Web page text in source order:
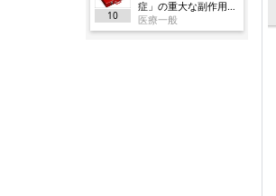
10
症」の重大な副作用追
加／厚労省
医療一般